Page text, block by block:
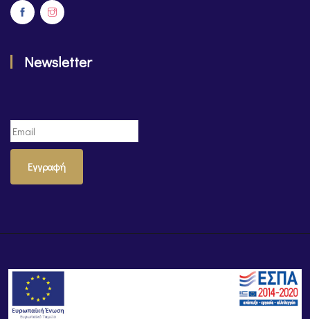
Newsletter
Εγγραφή